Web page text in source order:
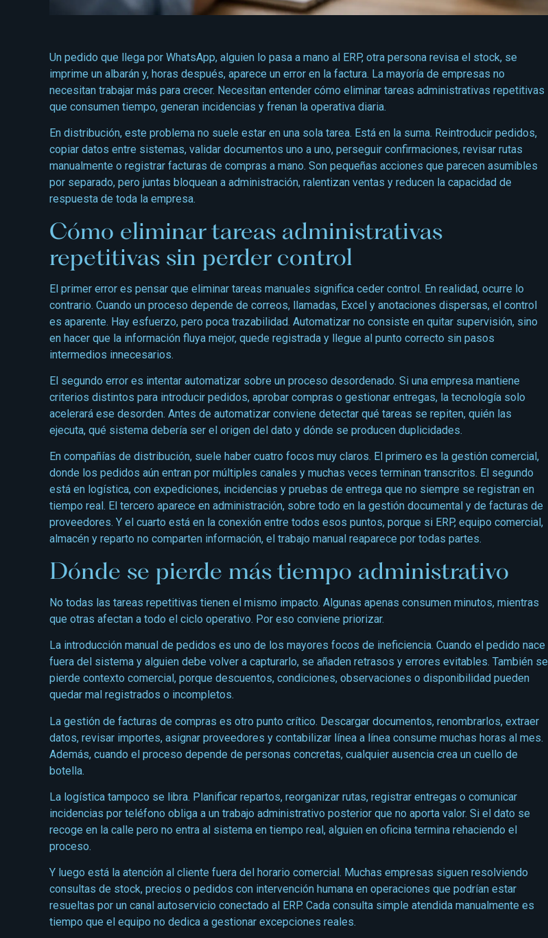
Un pedido que llega por WhatsApp, alguien lo pasa a mano al ERP, otra persona revisa el stock, se
imprime un albarán y, horas después, aparece un error en la factura. La mayoría de empresas no
necesitan trabajar más para crecer. Necesitan entender cómo eliminar tareas administrativas repetitivas
que consumen tiempo, generan incidencias y frenan la operativa diaria.
En distribución, este problema no suele estar en una sola tarea. Está en la suma. Reintroducir pedidos,
copiar datos entre sistemas, validar documentos uno a uno, perseguir confirmaciones, revisar rutas
manualmente o registrar facturas de compras a mano. Son pequeñas acciones que parecen asumibles
por separado, pero juntas bloquean a administración, ralentizan ventas y reducen la capacidad de
respuesta de toda la empresa.
Cómo eliminar tareas administrativas
repetitivas sin perder control
El primer error es pensar que eliminar tareas manuales significa ceder control. En realidad, ocurre lo
contrario. Cuando un proceso depende de correos, llamadas, Excel y anotaciones dispersas, el control
es aparente. Hay esfuerzo, pero poca trazabilidad. Automatizar no consiste en quitar supervisión, sino
en hacer que la información fluya mejor, quede registrada y llegue al punto correcto sin pasos
intermedios innecesarios.
El segundo error es intentar automatizar sobre un proceso desordenado. Si una empresa mantiene
criterios distintos para introducir pedidos, aprobar compras o gestionar entregas, la tecnología solo
acelerará ese desorden. Antes de automatizar conviene detectar qué tareas se repiten, quién las
ejecuta, qué sistema debería ser el origen del dato y dónde se producen duplicidades.
En compañías de distribución, suele haber cuatro focos muy claros. El primero es la gestión comercial,
donde los pedidos aún entran por múltiples canales y muchas veces terminan transcritos. El segundo
está en logística, con expediciones, incidencias y pruebas de entrega que no siempre se registran en
tiempo real. El tercero aparece en administración, sobre todo en la gestión documental y de facturas de
proveedores. Y el cuarto está en la conexión entre todos esos puntos, porque si ERP, equipo comercial,
almacén y reparto no comparten información, el trabajo manual reaparece por todas partes.
Dónde se pierde más tiempo administrativo
No todas las tareas repetitivas tienen el mismo impacto. Algunas apenas consumen minutos, mientras
que otras afectan a todo el ciclo operativo. Por eso conviene priorizar.
La introducción manual de pedidos es uno de los mayores focos de ineficiencia. Cuando el pedido nace
fuera del sistema y alguien debe volver a capturarlo, se añaden retrasos y errores evitables. También se
pierde contexto comercial, porque descuentos, condiciones, observaciones o disponibilidad pueden
quedar mal registrados o incompletos.
La gestión de facturas de compras es otro punto crítico. Descargar documentos, renombrarlos, extraer
datos, revisar importes, asignar proveedores y contabilizar línea a línea consume muchas horas al mes.
Además, cuando el proceso depende de personas concretas, cualquier ausencia crea un cuello de
botella.
La logística tampoco se libra. Planificar repartos, reorganizar rutas, registrar entregas o comunicar
incidencias por teléfono obliga a un trabajo administrativo posterior que no aporta valor. Si el dato se
recoge en la calle pero no entra al sistema en tiempo real, alguien en oficina termina rehaciendo el
proceso.
Y luego está la atención al cliente fuera del horario comercial. Muchas empresas siguen resolviendo
consultas de stock, precios o pedidos con intervención humana en operaciones que podrían estar
resueltas por un canal autoservicio conectado al ERP. Cada consulta simple atendida manualmente es
tiempo que el equipo no dedica a gestionar excepciones reales.